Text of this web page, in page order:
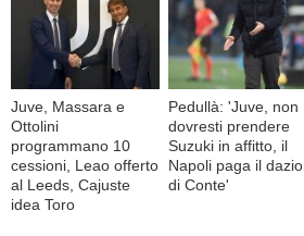
Juve, Massara e
Ottolini
programmano 10
cessioni, Leao offerto
al Leeds, Cajuste
idea Toro
Pedullà: 'Juve, non
dovresti prendere
Suzuki in affitto, il
Napoli paga il dazio
di Conte'